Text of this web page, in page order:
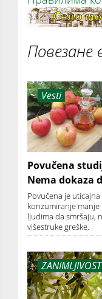
Повезане
Vesti
Povučena
Nema dokaza
Povučena je
konzumiranje
ljudima da smršaju,
višestruke greške.